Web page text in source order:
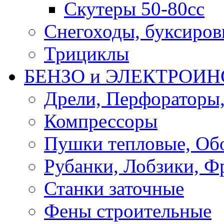
Скутеры 50-80сс
Снегоходы,
Трициклы
БЕНЗО и
Дрели,
Компрессоры
Пушки тепловые,
Рубанки, Лобзики,
Станки заточные
Фены строительные